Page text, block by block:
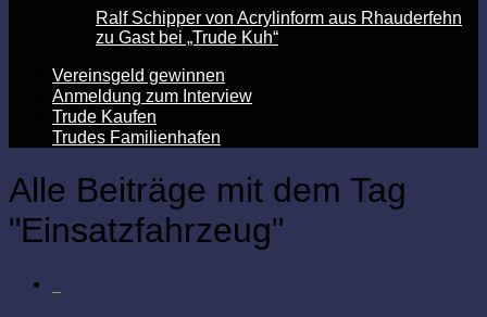
Ralf Schipper von Acrylinform aus Rhauderfehn
zu Gast bei „Trude Kuh“
Vereinsgeld gewinnen
Anmeldung zum Interview
Trude Kaufen
Trudes Familienhafen
Alle Beiträge mit dem Tag
"Einsatzfahrzeug"